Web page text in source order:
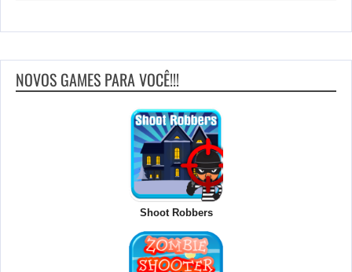
NOVOS GAMES PARA VOCÊ!!!
Shoot Robbers